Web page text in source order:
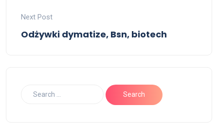
Next Post
Odżywki dymatize, Bsn, biotech